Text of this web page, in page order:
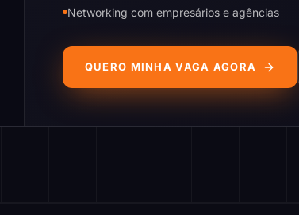
Networking com empresários e agências
QUERO MINHA VAGA AGORA